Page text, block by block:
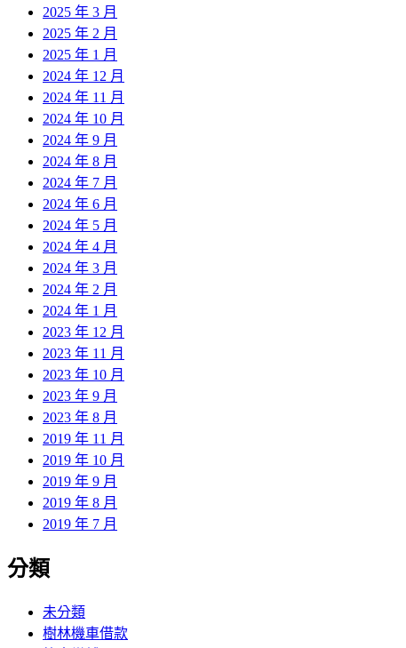
2025 年 3 月
2025 年 2 月
2025 年 1 月
2024 年 12 月
2024 年 11 月
2024 年 10 月
2024 年 9 月
2024 年 8 月
2024 年 7 月
2024 年 6 月
2024 年 5 月
2024 年 4 月
2024 年 3 月
2024 年 2 月
2024 年 1 月
2023 年 12 月
2023 年 11 月
2023 年 10 月
2023 年 9 月
2023 年 8 月
2019 年 11 月
2019 年 10 月
2019 年 9 月
2019 年 8 月
2019 年 7 月
分類
未分類
樹林機車借款